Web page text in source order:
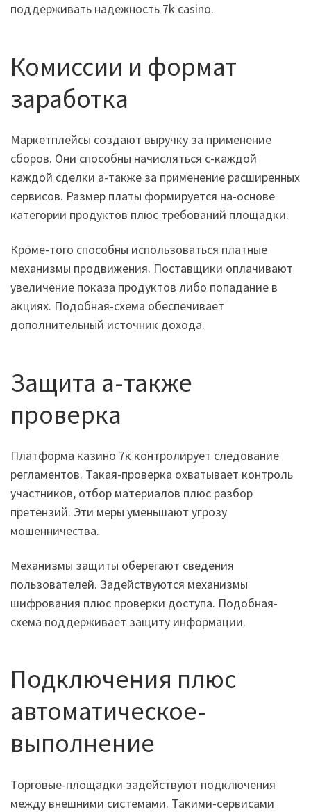
поддерживать надежность 7k casino.
Комиссии и формат
заработка
Маркетплейсы создают выручку за применение
сборов. Они способны начисляться с-каждой
каждой сделки а-также за применение расширенных
сервисов. Размер платы формируется на-основе
категории продуктов плюс требований площадки.
Кроме-того способны использоваться платные
механизмы продвижения. Поставщики оплачивают
увеличение показа продуктов либо попадание в
акциях. Подобная-схема обеспечивает
дополнительный источник дохода.
Защита а-также
проверка
Платформа казино 7к контролирует следование
регламентов. Такая-проверка охватывает контроль
участников, отбор материалов плюс разбор
претензий. Эти меры уменьшают угрозу
мошенничества.
Механизмы защиты оберегают сведения
пользователей. Задействуются механизмы
шифрования плюс проверки доступа. Подобная-
схема поддерживает защиту информации.
Подключения плюс
автоматическое-
выполнение
Торговые-площадки задействуют подключения
между внешними системами. Такими-сервисами